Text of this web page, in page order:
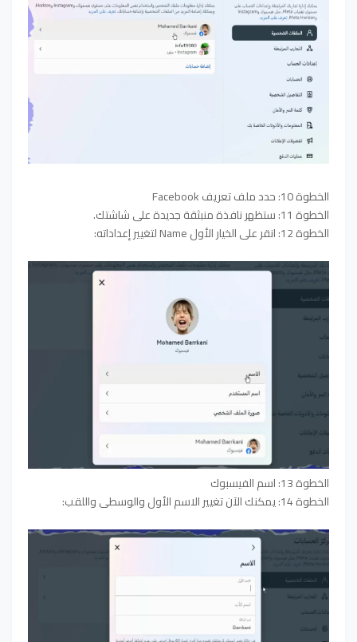
الخطوة 10: حدد ملف تعريف Facebook
الخطوة 11: ستظهر نافذة منبثقة جديدة على شاشتك.
الخطوة 12: انقر على الخيار الأول Name لتغيير إعداداته:
الخطوة 13: اسم الفيسبوك
الخطوة 14: يمكنك الآن تغيير الاسم الأول والوسطى واللقب: